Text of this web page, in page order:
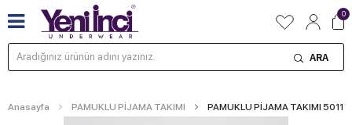
0
ARA
Anasayfa PAMUKLU PİJAMA TAKIMI PAMUKLU PİJAMA TAKIMI 5011